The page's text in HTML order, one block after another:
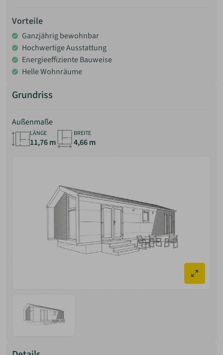
Vorteile
Ganzjährig bewohnbar
Hochwertige Ausstattung
Energieeffiziente Bauweise
Helle Wohnräume
Grundriss
Außenmaße
LÄNGE
11,76 m
BREITE
4,66 m